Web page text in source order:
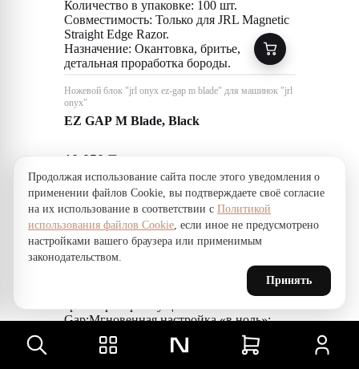
Количество в упаковке: 100 шт.
Совместимость: Только для JRL Magnetic
Straight Edge Razor.
Назначение: Окантовка, бритье,
детальная проработка бороды.
Ножевой блок "jrl onyx ez-gap m blade" для машинок "jrl
onyx"
EZ GAP M Blade, Black
10 050 ₸
Ножевой блок EZ-Gap M (Metal) — это
технологичное решение, которое
позволяет добиться идеального «zero
gap» (нулевого зазора) мгновенно.
Главная особенность системы
заключается в возможности регулировки
натяжения специальным инструментом
прямо в процессе нахождения ножа на
Gap:Мгновенная настройка «в ноль»:
Инновационная конструкция позволяет
откалибровать нож для максимально
Продолжая использование сайта после этого уведомления о
применении файлов Cookie, вы подтверждаете своё согласие
на их использование в соответствии с Политикой
использования файлов Cookie, если иное не предусмотрено
настройками вашего браузера или применимым
законодательством.
Принять